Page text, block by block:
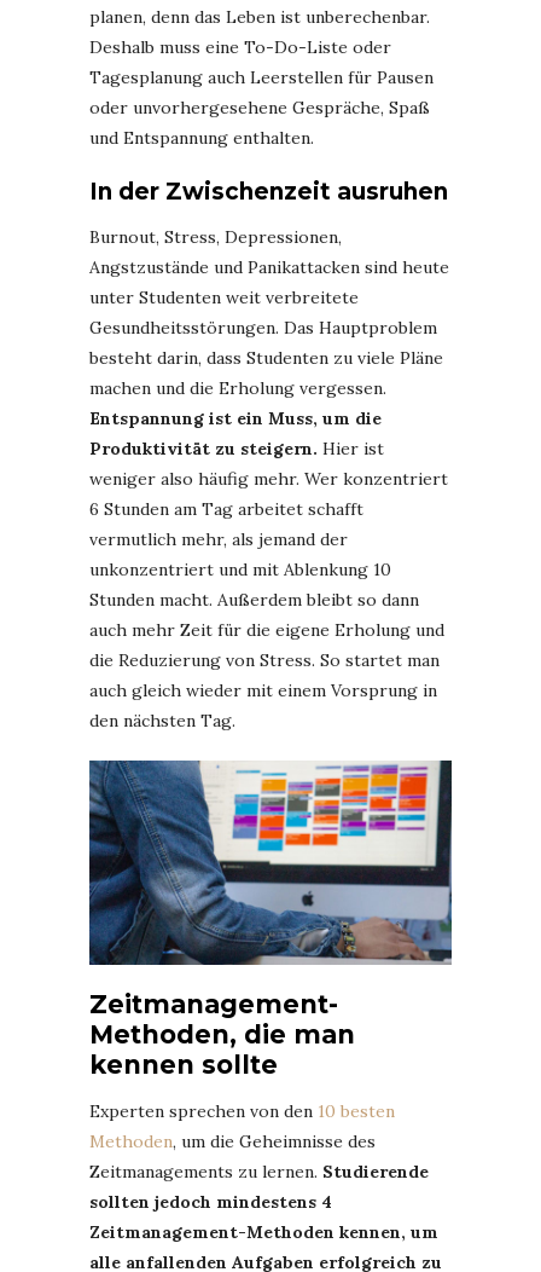
planen, denn das Leben ist unberechenbar.
Deshalb muss eine To-Do-Liste oder
Tagesplanung auch Leerstellen für Pausen
oder unvorhergesehene Gespräche, Spaß
und Entspannung enthalten.
In der Zwischenzeit ausruhen
Burnout, Stress, Depressionen,
Angstzustände und Panikattacken sind heute
unter Studenten weit verbreitete
Gesundheitsstörungen. Das Hauptproblem
besteht darin, dass Studenten zu viele Pläne
machen und die Erholung vergessen.
Entspannung ist ein Muss, um die
Produktivität zu steigern. Hier ist
weniger also häufig mehr. Wer konzentriert
6 Stunden am Tag arbeitet schafft
vermutlich mehr, als jemand der
unkonzentriert und mit Ablenkung 10
Stunden macht. Außerdem bleibt so dann
auch mehr Zeit für die eigene Erholung und
die Reduzierung von Stress. So startet man
auch gleich wieder mit einem Vorsprung in
den nächsten Tag.
Zeitmanagement-
Methoden, die man
kennen sollte
Experten sprechen von den 10 besten
Methoden, um die Geheimnisse des
Zeitmanagements zu lernen. Studierende
sollten jedoch mindestens 4
Zeitmanagement-Methoden kennen, um
alle anfallenden Aufgaben erfolgreich zu